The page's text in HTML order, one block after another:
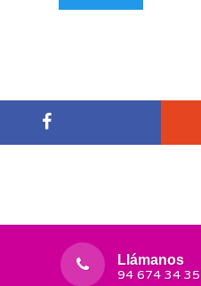
Llámanos
94 674 34 35